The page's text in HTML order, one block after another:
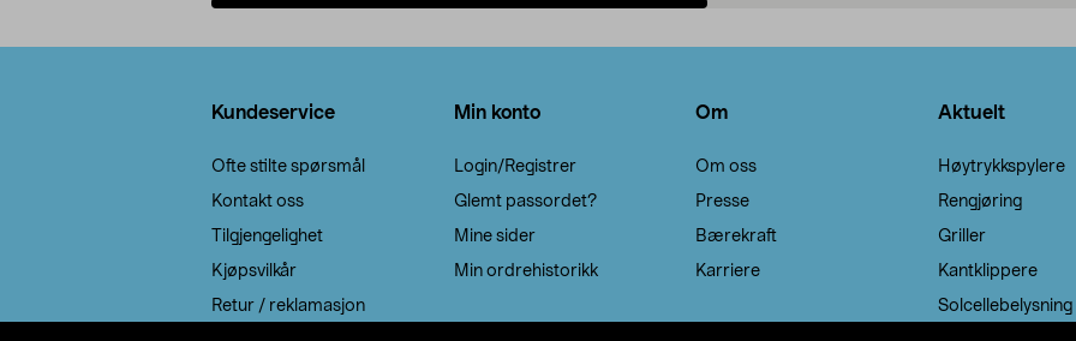
Kundeservice
Ofte stilte spørsmål
Kontakt oss
Tilgjengelighet
Kjøpsvilkår
Retur / reklamasjon
Min konto
Login/Registrer
Glemt passordet?
Mine sider
Min ordrehistorikk
Om
Om oss
Presse
Bærekraft
Karriere
Aktuelt
Høytrykkspylere
Rengjøring
Griller
Kantklippere
Solcellebelysning